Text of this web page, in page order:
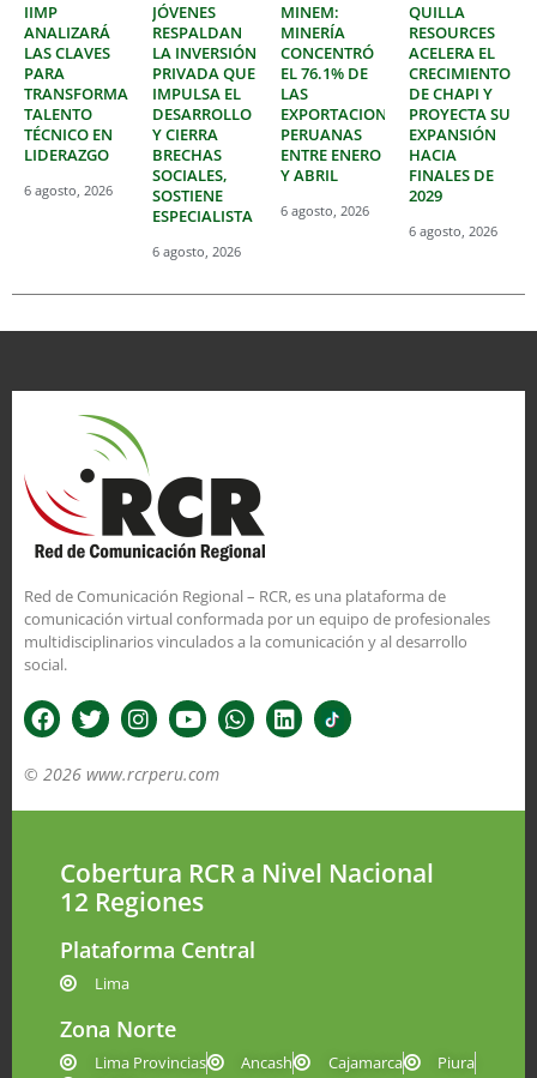
IIMP
ANALIZARÁ
LAS CLAVES
PARA
TRANSFORMAR
TALENTO
TÉCNICO EN
LIDERAZGO
6 agosto, 2026
JÓVENES
RESPALDAN
LA INVERSIÓN
PRIVADA QUE
IMPULSA EL
DESARROLLO
Y CIERRA
BRECHAS
SOCIALES,
SOSTIENE
ESPECIALISTA
6 agosto, 2026
MINEM:
MINERÍA
CONCENTRÓ
EL 76.1% DE
LAS
EXPORTACIONES
PERUANAS
ENTRE ENERO
Y ABRIL
6 agosto, 2026
QUILLA
RESOURCES
ACELERA EL
CRECIMIENTO
DE CHAPI Y
PROYECTA SU
EXPANSIÓN
HACIA
FINALES DE
2029
6 agosto, 2026
Red de Comunicación Regional – RCR, es una plataforma de
comunicación virtual conformada por un equipo de profesionales
multidisciplinarios vinculados a la comunicación y al desarrollo
social.
© 2026 www.rcrperu.com
Cobertura RCR a Nivel Nacional
12 Regiones
Plataforma Central
Lima
Zona Norte
Lima Provincias Ancash Cajamarca
Piura